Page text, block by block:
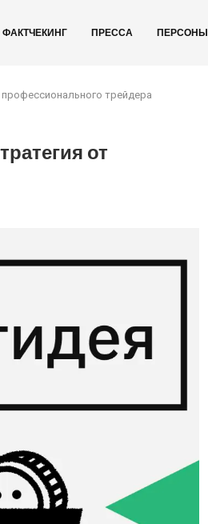
ФАКТЧЕКИНГ ПРЕССА ПЕРСОНЫ
профессионального трейдера
от